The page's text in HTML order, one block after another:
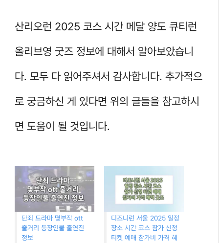
산리오런 2025 코스 시간 메달 양도 큐티런
올리브영 굿즈 정보에 대해서 알아보았습니
다. 모두 다 읽어주셔서 감사합니다. 추가적으
로 궁금하신 게 있다면 위의 글들을 참고하시
면 도움이 될 것입니다.
단죄 드라마 몇부작 ott
줄거리 등장인물 출연진
정보
디즈니런 서울 2025 일정
장소 시간 코스 참가 신청
티켓 예매 참가비 가격 혜